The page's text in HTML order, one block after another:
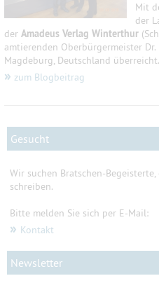
Mit
der
derAmadeus Verlag Winterthur
amtierenden Oberbürgermeister
Magdeburg, Deutschland überreicht.
» zum Blogbeitrag
Gesucht
Wir suchen Bratschen-
schreiben.
Bitte melden Sie sich per E-Mail:
» Kontakt
Newsletter